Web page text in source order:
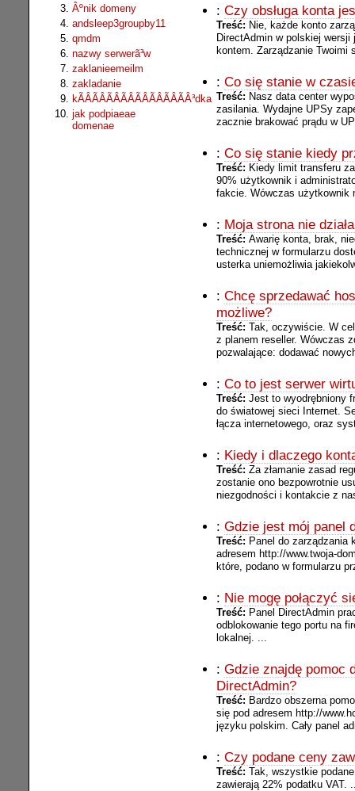
Âºnik domeny
andsleep3groupby11
qmdm
nazwy serwerã³w
zaklanieemeilm
zakladanie
kÃÂÃÂÃÂÃÂÃÂÃÂÃÂÃÂ³dka
jak podpiaeae
domenae
: Czy obsługa konta
Treść: Nie, każde konto
DirectAdmin w polskiej wersji
kontem. Zarządzanie
: Co się stanie w
Treść: Nasz data center
zasilania. Wydajne UPSy
zacznie brakować prądu w
: Co się stanie kiedy
Treść: Kiedy limit transferu
90% użytkownik i
fakcie. Wówczas użytkownik
: Moja strona nie
Treść: Awarię konta, brak,
technicznej w formularzu
usterka uniemożliwia
: Chcę sprzedawać
możliwe?
Treść: Tak, oczywiście. W
z planem reseller. Wówczas
pozwalające: dodawać
: Co to jest serwer
Treść: Jest to wyodrębniony
do światowej sieci Internet.
łącza internetowego, oraz
: Kiedy i dlaczego
Treść: Za złamanie zasad
zostanie ono bezpowrotnie
niezgodności i kontakcie z
: Gdzie jest mój panel
Treść: Panel do zarządzania
adresem http://www.twoja-
które, podano w formularzu
: Nie mogę połączyć
Treść: Panel DirectAdmin
odblokowanie tego portu na
lokalnej. ...
: Gdzie znajdę pomoc
DirectAdmin?
Treść: Bardzo obszerna
się pod adresem http://
języku polskim. Cały panel
: Czy podane ceny
Treść: Tak, wszystkie
zawierają 22% podatku VAT.